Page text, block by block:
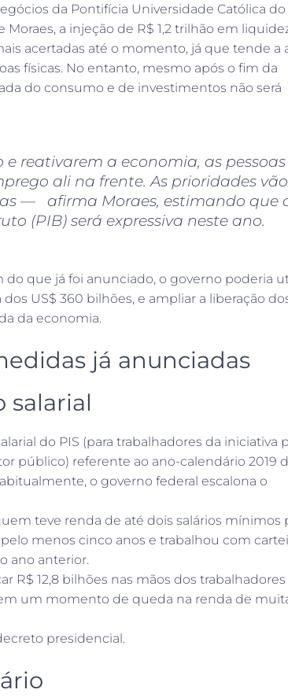
da Pontifícia Universidade Católica do
Moraes, a injeção de R$ 1,2 trilhão em
acertadas até o momento, já que tende a
físicas. No entanto, mesmo após o fim da
do consumo e de investimentos não será
reativarem a economia, as pessoas
ali na frente. As prioridades vão
— afirma Moraes, estimando que
(PIB) será expressiva neste ano.
do que já foi anunciado, o governo poderia
US$ 360 bilhões, e ampliar a liberação
da economia.
já anunciadas
salarial
do PIS (para trabalhadores da iniciativa
público) referente ao ano-calendário 2019
o governo federal escalona o
teve renda de até dois salários mínimos
menos cinco anos e trabalhou com
ano anterior.
R$ 12,8 bilhões nas mãos dos
um momento de queda na renda de
presidencial.